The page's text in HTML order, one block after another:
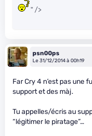
" />
psn00ps
Le 31/12/2014 à 00h19
Far Cry 4 n’est pas une
support et des màj.
Tu appelles/écris au
“légitimer le piratage”…